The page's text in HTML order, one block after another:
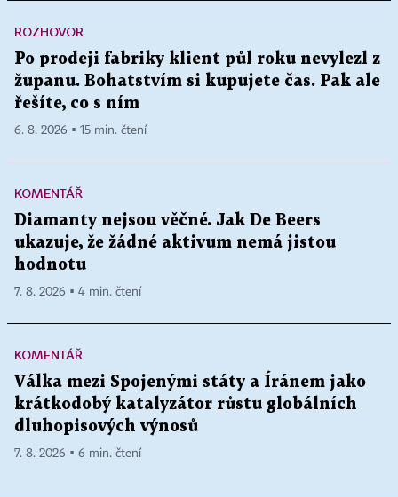
ROZHOVOR
Po prodeji fabriky klient půl roku nevylezl z
županu. Bohatstvím si kupujete čas. Pak ale
řešíte, co s ním
6. 8. 2026 ▪ 15 min. čtení
KOMENTÁŘ
Diamanty nejsou věčné. Jak De Beers
ukazuje, že žádné aktivum nemá jistou
hodnotu
7. 8. 2026 ▪ 4 min. čtení
KOMENTÁŘ
Válka mezi Spojenými státy a Íránem jako
krátkodobý katalyzátor růstu globálních
dluhopisových výnosů
7. 8. 2026 ▪ 6 min. čtení